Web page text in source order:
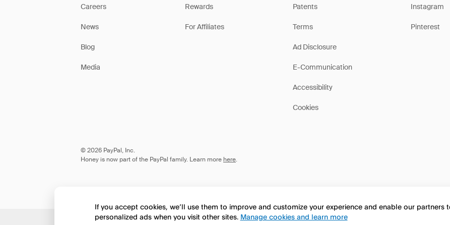
Careers
News
Blog
Media
Rewards
For Affiliates
Patents
Terms
Ad Disclosure
E-Communication
Accessibility
Cookies
Instagram
Pinterest
© 2026 PayPal, Inc.
Honey is now part of the PayPal family. Learn more here.
If you accept cookies, we’ll use them to improve and customize your experience and enable our partners
personalized ads when you visit other sites. Manage cookies and learn more